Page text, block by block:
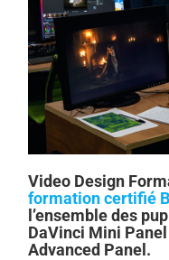
Video Design
formation certifié
l’ensemble des
DaVinci Mini
Advanced Panel.